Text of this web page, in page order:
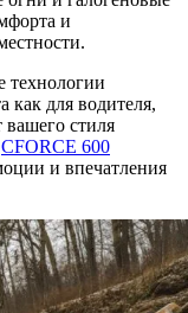
и
технологии
как для водителя,
вашего стиля
CFORCE 600
и впечатления